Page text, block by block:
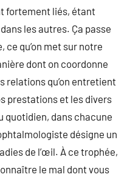
fortement liés, étant
les autres. Ça passe
ce qu’on met sur notre
dont on coordonne
relations qu’on entretient
prestations et les divers
quotidien, dans chacune
désigne un
de l’œil. À ce trophée,
le mal dont vous